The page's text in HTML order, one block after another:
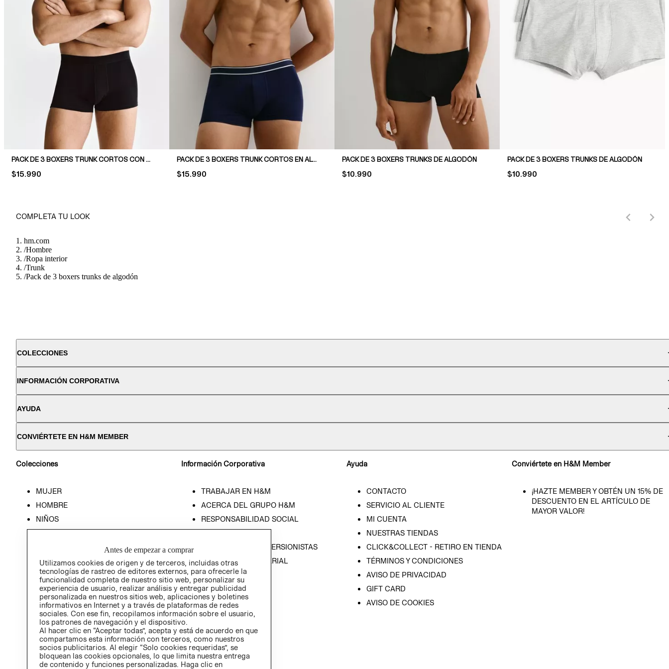
PACK DE 3 BOXERS TRUNK CORTOS CON LYCRA®
PRICE:
$15.990
PACK DE 3 BOXERS TRUNK CORTOS EN ALGODÓN
PRICE:
$15.990
PACK DE 3 BOXERS TRUNKS DE ALGODÓN
PRICE:
$10.990
PACK DE 3 BOXERS TRUNKS DE ALGODÓN
PRICE:
$10.990
COMPLETA TU LOOK
hm.com
/Hombre
/Ropa interior
/Trunk
/Pack de 3 boxers trunks de algodón
COLECCIONES
INFORMACIÓN CORPORATIVA
AYUDA
CONVIÉRTETE EN H&M MEMBER
Colecciones
MUJER
HOMBRE
NIÑOS
Información Corporativa
TRABAJAR EN H&M
ACERCA DEL GRUPO H&M
RESPONSABILIDAD SOCIAL
RELACIÓN CON INVERSIONISTAS
POLÍTICA EMPRESARIAL
Ayuda
CONTACTO
SERVICIO AL CLIENTE
MI CUENTA
NUESTRAS TIENDAS
CLICK&COLLECT - RETIRO EN TIENDA
TÉRMINOS Y CONDICIONES
AVISO DE PRIVACIDAD
GIFT CARD
AVISO DE COOKIES
Conviértete en H&M Member
¡HAZTE MEMBER Y OBTÉN UN 15% DE
DESCUENTO EN EL ARTÍCULO DE
MAYOR VALOR!
Antes de empezar a comprar
Utilizamos cookies de origen y de terceros, incluidas otras
tecnologías de rastreo de editores externos, para ofrecerle la
funcionalidad completa de nuestro sitio web, personalizar su
experiencia de usuario, realizar análisis y entregar publicidad
personalizada en nuestros sitios web, aplicaciones y boletines
informativos en Internet y a través de plataformas de redes
sociales. Con ese fin, recopilamos información sobre el usuario,
los patrones de navegación y el dispositivo.
Al hacer clic en “Aceptar todas”, acepta y está de acuerdo en que
compartamos esta información con terceros, como nuestros
socios publicitarios. Al elegir “Solo cookies requeridas”, se
bloquean las cookies opcionales, lo que limita nuestra entrega
de contenido y funciones personalizadas. Haga clic en